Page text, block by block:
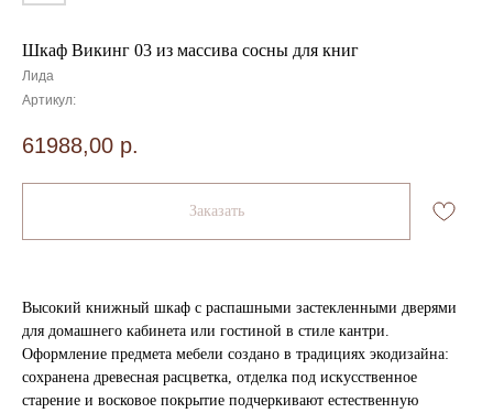
Шкаф Викинг 03 из массива сосны для книг
Лида
Артикул:
61988,00 р.
Заказать
Высокий книжный шкаф с распашными застекленными дверями
для домашнего кабинета или гостиной в стиле кантри.
Оформление предмета мебели создано в традициях экодизайна:
сохранена древесная расцветка, отделка под искусственное
старение и восковое покрытие подчеркивают естественную